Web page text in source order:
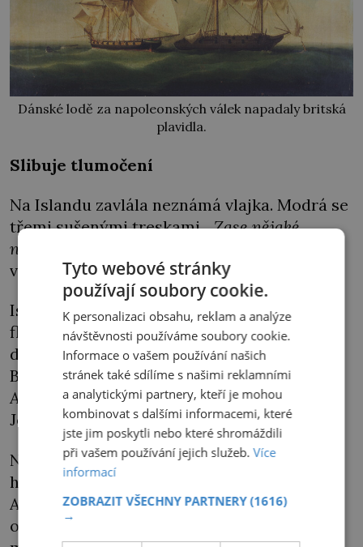
Dánské lodě za napoleonských válek napadaly britská
plavidla.
Slibuje tlumočení
Na Islandu zavlála neznámá vlajka. Modrá se
třemi sušenými treskami.„Zase nějaké
novoty,“
v roce 1809 napoleonské války.
Island patří už pár staletí Dánsku, jehož
flotila je potenciálním spojencem
dobyvačného Korsičana, proto na ni zaútočí
Britové. Na jedné z dánských lodí zvané
Admiral Juelslouží mladý dobrodruh Jorgen
Jorgenson (1780–1841).
Na moře odešel tento syn královského
hodináře z Dánska jako 15letý, navštívil jižní
Afriku i Austrálii, byl u zakládání prvních
osad v Tasmánii. S
Tyto webové stránky
používají soubory cookie.
K personalizaci obsahu, reklam a analýze
návštěvnosti používáme soubory cookie.
Informace o vašem používání našich
stránek také sdílíme s našimi reklamními
a analytickými partnery, kteří je mohou
kombinovat s dalšími informacemi, které
jste jim poskytli nebo které shromáždili
při vašem používání jejich služeb.Více
informací
ZOBRAZIT VŠECHNY PARTNERY(1616)
→